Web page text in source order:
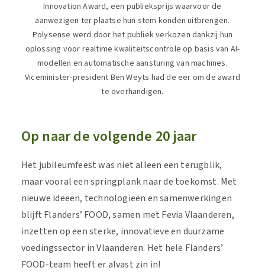
Innovation Award, een publieksprijs waarvoor de
aanwezigen ter plaatse hun stem konden uitbrengen.
Polysense werd door het publiek verkozen dankzij hun
oplossing voor realtime kwaliteitscontrole op basis van AI-
modellen en automatische aansturing van machines.
Viceminister-president Ben Weyts had de eer om de award
te overhandigen.
Op naar de volgende 20 jaar
Het jubileumfeest was niet alleen een terugblik,
maar vooral een springplank naar de toekomst. Met
nieuwe ideeën, technologieën en samenwerkingen
blijft Flanders’ FOOD, samen met Fevia Vlaanderen,
inzetten op een sterke, innovatieve en duurzame
voedingssector in Vlaanderen. Het hele Flanders’
FOOD-team heeft er alvast zin in!